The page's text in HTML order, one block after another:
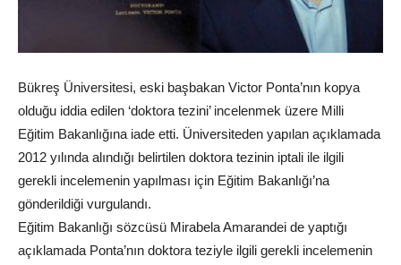
Bükreş Üniversitesi, eski başbakan Victor Ponta’nın kopya
olduğu iddia edilen ‘doktora tezini’ incelenmek üzere Milli
Eğitim Bakanlığına iade etti. Üniversiteden yapılan açıklamada
2012 yılında alındığı belirtilen doktora tezinin iptali ile ilgili
gerekli incelemenin yapılması için Eğitim Bakanlığı’na
gönderildiği vurgulandı.
Eğitim Bakanlığı sözcüsü Mirabela Amarandei de yaptığı
açıklamada Ponta’nın doktora teziyle ilgili gerekli incelemenin